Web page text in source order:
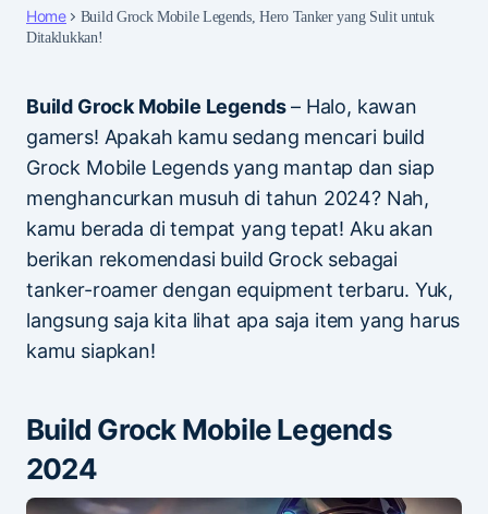
Home
Build Grock Mobile Legends, Hero Tanker yang Sulit untuk
Ditaklukkan!
Build Grock Mobile Legends– Halo, kawan
gamers! Apakah kamu sedang mencari build
Grock Mobile Legends yang mantap dan siap
menghancurkan musuh di tahun 2024? Nah,
kamu berada di tempat yang tepat! Aku akan
berikan rekomendasi build Grock sebagai
tanker-roamer dengan equipment terbaru. Yuk,
langsung saja kita lihat apa saja item yang harus
kamu siapkan!
Build Grock Mobile Legends
2024